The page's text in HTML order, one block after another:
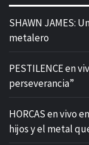
SHAWN JAMES:
metalero
PESTILENCE en
perseverancia”
HORCAS en vivo
hijos y el metal